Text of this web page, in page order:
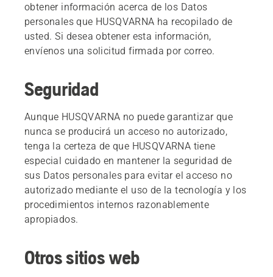
obtener información acerca de los Datos
personales que HUSQVARNA ha recopilado de
usted. Si desea obtener esta información,
envíenos una solicitud firmada por correo.
Seguridad
Aunque HUSQVARNA no puede garantizar que
nunca se producirá un acceso no autorizado,
tenga la certeza de que HUSQVARNA tiene
especial cuidado en mantener la seguridad de
sus Datos personales para evitar el acceso no
autorizado mediante el uso de la tecnología y los
procedimientos internos razonablemente
apropiados.
Otros sitios web